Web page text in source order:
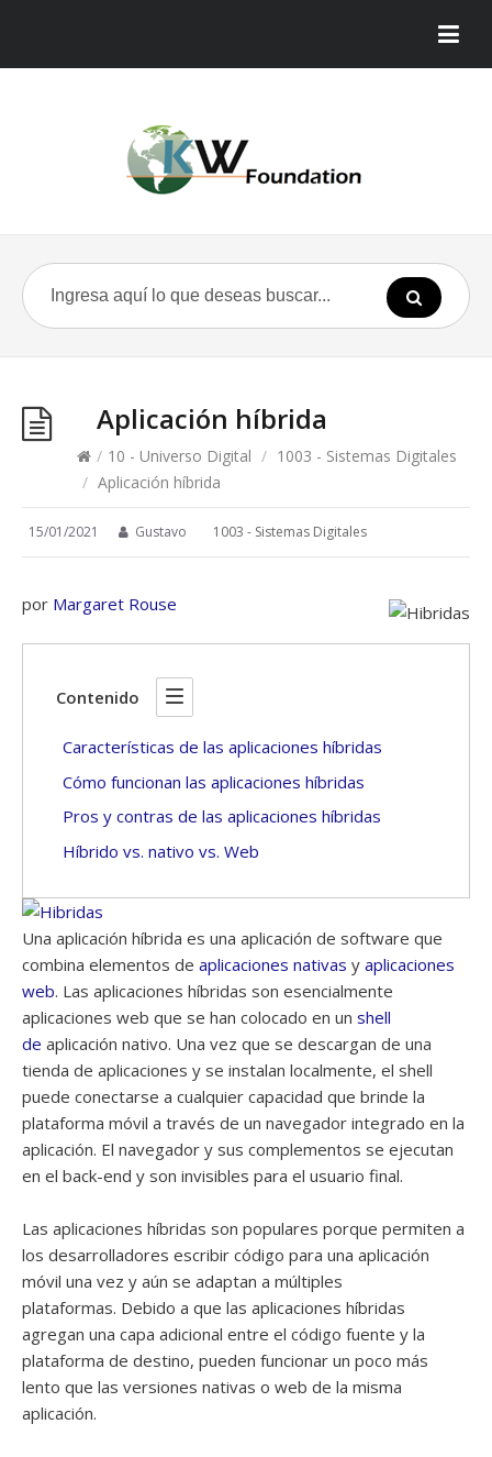
Aplicación híbrida
/ 10 - Universo Digital / 1003 - Sistemas Digitales
/ Aplicación híbrida
15/01/2021 Gustavo 1003 - Sistemas Digitales
por Margaret Rouse
Contenido
Características de las aplicaciones híbridas
Cómo funcionan las aplicaciones híbridas
Pros y contras de las aplicaciones híbridas
Híbrido vs. nativo vs. Web
Una aplicación híbrida es una aplicación de software que
combina elementos de aplicaciones nativas y aplicaciones
web. Las aplicaciones híbridas son esencialmente
aplicaciones web que se han colocado en un shell
de aplicación nativo. Una vez que se descargan de una
tienda de aplicaciones y se instalan localmente, el shell
puede conectarse a cualquier capacidad que brinde la
plataforma móvil a través de un navegador integrado en la
aplicación. El navegador y sus complementos se ejecutan
en el back-end y son invisibles para el usuario final.
Las aplicaciones híbridas son populares porque permiten a
los desarrolladores escribir código para una aplicación
móvil una vez y aún se adaptan a múltiples
plataformas. Debido a que las aplicaciones híbridas
agregan una capa adicional entre el código fuente y la
plataforma de destino, pueden funcionar un poco más
lento que las versiones nativas o web de la misma
aplicación.